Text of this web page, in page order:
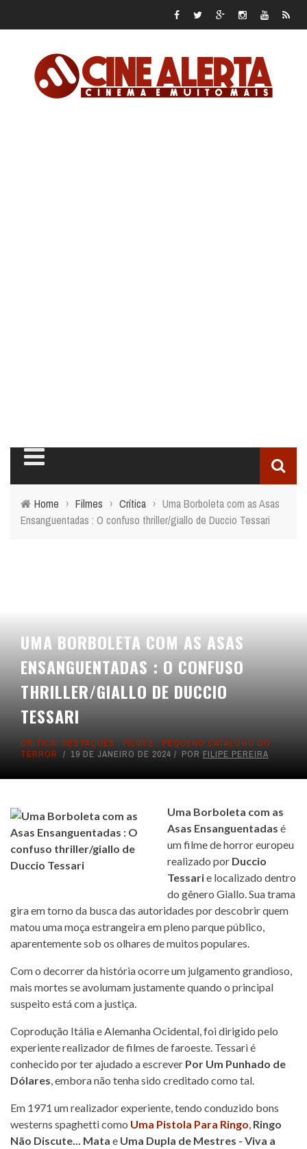
Home › Filmes › Crítica › Uma Borboleta com as Asas
Ensanguentadas : O confuso thriller/giallo de Duccio Tessari
UMA BORBOLETA COM AS ASAS
ENSANGUENTADAS : O CONFUSO
THRILLER/GIALLO DE DUCCIO
TESSARI
CRÍTICA, DESTAQUES , FILMES , PEQUENO CATÁLOGO DO
TERROR
19 DE JANEIRO DE 2024 POR FILIPE PEREIRA
Uma Borboleta com as
Asas Ensanguentadas é
um filme de horror europeu
realizado por Duccio
Tessarie localizado dentro
do gênero Giallo. Sua trama
gira em torno da busca das autoridades por descobrir quem
matou uma moça estrangeira em pleno parque público,
aparentemente sob os olhares de muitos populares.
Com o decorrer da história ocorre um julgamento grandioso,
mais mortes se avolumam justamente quando o principal
suspeito está com a justiça.
Coprodução Itália e Alemanha Ocidental, foi dirigido pelo
experiente realizador de filmes de faroeste. Tessari é
conhecido por ter ajudado a escrever Por Um Punhado de
Dólares, embora não tenha sido creditado como tal.
Em 1971 um realizador experiente, tendo conduzido bons
westerns spaghetti como Uma Pistola Para Ringo, Ringo
Não Discute... Mata e Uma Dupla de Mestres - Viva a